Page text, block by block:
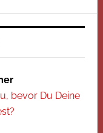
bevor Du Deine